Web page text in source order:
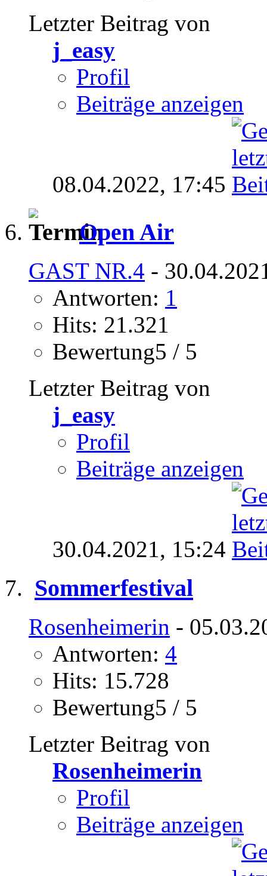
Letzter Beitrag von
j_easy
Profil
Beiträge anzeigen
08.04.2022, 17:45
Open Air
GAST NR.4 -
Antworten: 1
Hits: 21.321
Bewertung5 / 5
Letzter Beitrag von
j_easy
Profil
Beiträge anzeigen
30.04.2021, 15:24
Sommerfestival
Rosenheimerin -
Antworten: 4
Hits: 15.728
Bewertung5 / 5
Letzter Beitrag von
Rosenheimerin
Profil
Beiträge anzeigen